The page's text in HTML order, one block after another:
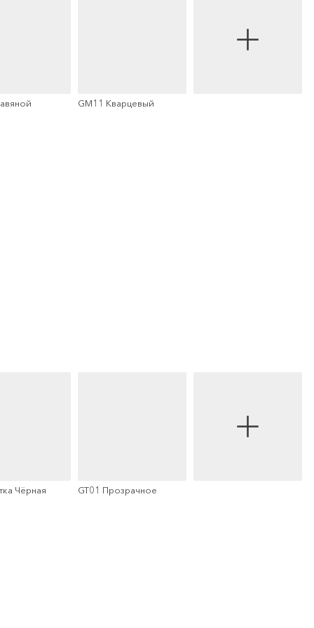
GM11 Кварцевый
Чёрная GT01 Прозрачное